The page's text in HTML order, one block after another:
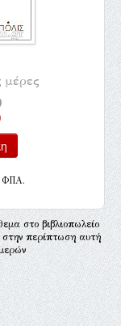
μέρες
ΦΠΑ.
στο βιβλιοπωλείο
στην περίπτωση αυτή